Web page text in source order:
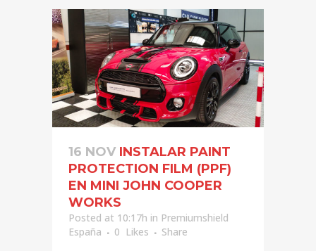
16 NOV INSTALAR PAINT
PROTECTION FILM (PPF)
EN MINI JOHN COOPER
WORKS
Posted at 10:17h in Premiumshield
España
0 Likes
Share